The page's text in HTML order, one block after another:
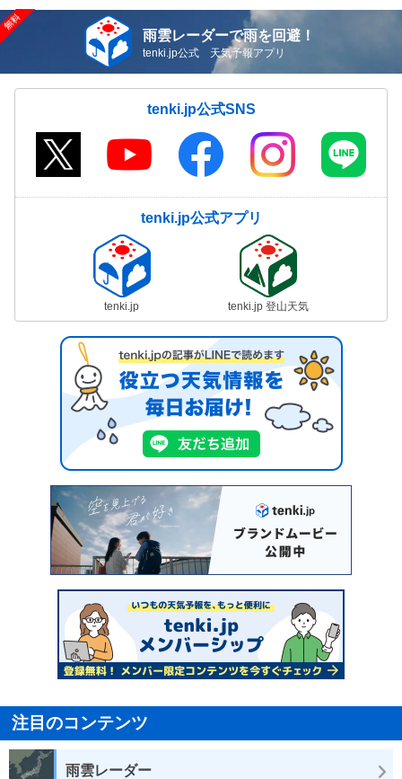
雨雲レーダーで雨を回避！
tenki.jp公式 天気予報アプリ
tenki.jp公式SNS
tenki.jp公式アプリ
tenki.jp tenki.jp 登山天気
注目のコンテンツ
雨雲レーダー